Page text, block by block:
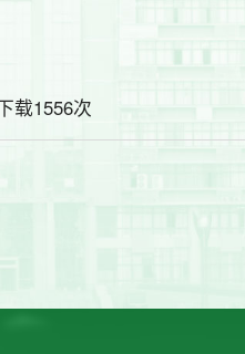
载1556次